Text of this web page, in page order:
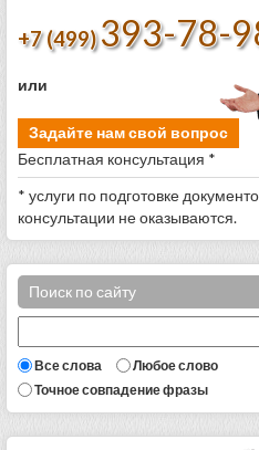
+7 (499) 393-78-
или
Задайте нам свой вопрос
Бесплатная консультация *
* услуги по подготовке
консультации не оказываются.
Поиск по сайту
Все слова
Любое слово
Точное совпадение фразы